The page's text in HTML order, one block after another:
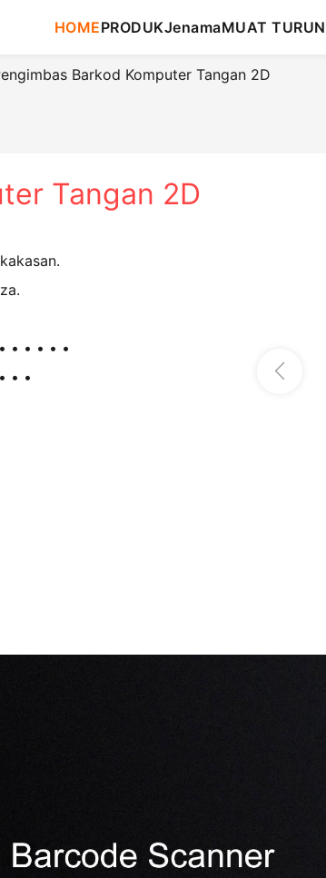
HOMEPRODUKJenamaMUAT TURUN
Barkod Komputer Tangan 2D
Tangan 2D
• • • • •
• •